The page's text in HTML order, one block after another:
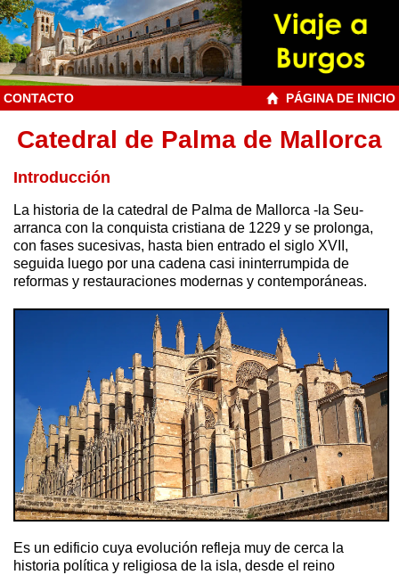
CONTACTO PÁGINA DE INICIO
Catedral de Palma de Mallorca
Introducción
La historia de la catedral de Palma de Mallorca -la Seu-
arranca con la conquista cristiana de 1229 y se prolonga,
con fases sucesivas, hasta bien entrado el siglo XVII,
seguida luego por una cadena casi ininterrumpida de
reformas y restauraciones modernas y contemporáneas.
Es un edificio cuya evolución refleja muy de cerca la
historia política y religiosa de la isla, desde el reino